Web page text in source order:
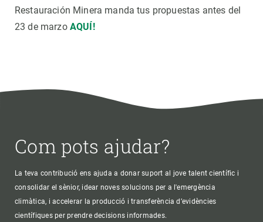
Restauración Minera manda tus propuestas antes del
23 de marzo AQUÍ!
Com pots ajudar?
La teva contribució ens ajuda a donar suport al jove talent científic i
consolidar el sènior, idear noves solucions per a l'emergència
climàtica, i accelerar la producció i transferència d’evidències
científiques per prendre decisions informades.